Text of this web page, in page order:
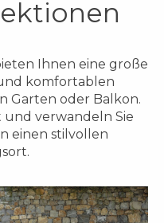
Ihnen eine große
komfortablen
Garten oder Balkon.
und verwandeln Sie
einen stilvollen